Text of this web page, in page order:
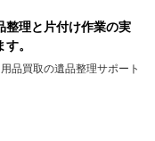
整理と片付け作業の実
。
品買取の遺品整理サポート